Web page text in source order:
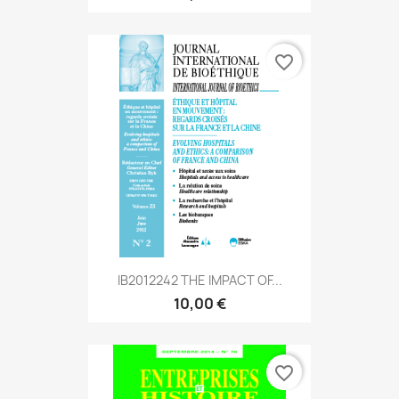
IB2012242 THE IMPACT OF...
10,00 €
favorite_border
favorite_border